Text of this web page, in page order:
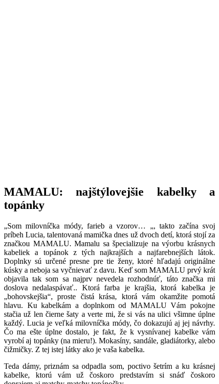
MAMALU: najštýlovejšie kabelky a
topánky
„Som milovníčka módy, farieb a vzorov… „, takto začína svoj
príbeh Lucia, talentovaná mamička dnes už dvoch detí, ktorá stojí za
značkou MAMALU. Mamalu sa špecializuje na výorbu krásnych
kabeliek a topánok z tých najkrajších a najfarebnejších látok.
Doplnky sú určené presne pre tie ženy, ktoré hľadajú originálne
kúsky a neboja sa vyčnievať z davu. Keď som MAMALU prvý krát
objavila tak som sa najprv nevedela rozhodnúť, táto značka mi
doslova nedalaspávať.. Ktorá farba je krajšia, ktorá kabelka je
„bohovskejšia“, proste čistá krása, ktorá vám okamžite pomotá
hlavu. Ku kabelkám a doplnkom od MAMALU Vám pokojne
stačia už len čierne šaty a verte mi, že si vás na ulici všimne úplne
každý. Lucia je veľká milovníčka módy, čo dokazujú aj jej návrhy.
Čo ma ešte úplne dostalo, je fakt, že k vysnívanej kabelke vám
vyrobí aj topánky (na mieru!). Mokasíny, sandále, gladiátorky, alebo
čižmičky. Z tej istej látky ako je vaša kabelka.
Teda dámy, priznám sa odpadla som, poctivo šetrím a ku krásnej
kabelke, ktorú vám už čoskoro predstavím si snáď čoskoro